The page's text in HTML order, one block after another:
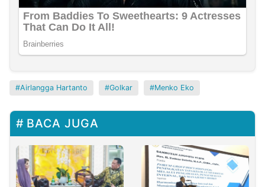
Airlangga Hartanto Golkar Menko Eko
BACA JUGA